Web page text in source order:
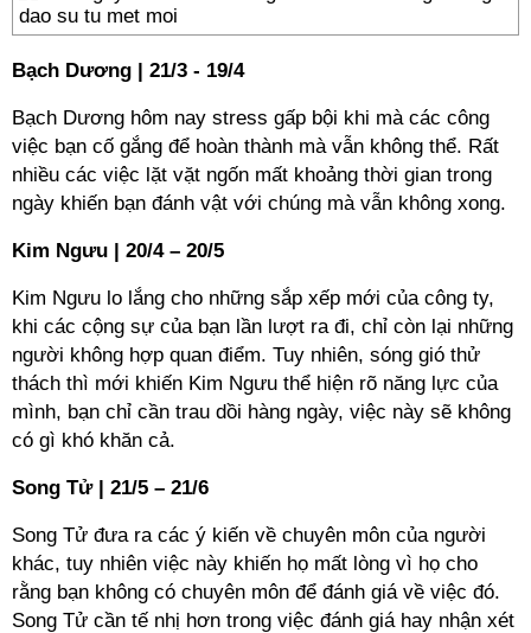
Bạch Dương | 21/3 - 19/4
Bạch Dương hôm nay stress gấp bội khi mà các công
việc bạn cố gắng để hoàn thành mà vẫn không thể. Rất
nhiều các việc lặt vặt ngốn mất khoảng thời gian trong
ngày khiến bạn đánh vật với chúng mà vẫn không xong.
Kim Ngưu | 20/4 – 20/5
Kim Ngưu lo lắng cho những sắp xếp mới của công ty,
khi các cộng sự của bạn lần lượt ra đi, chỉ còn lại những
người không hợp quan điểm. Tuy nhiên, sóng gió thử
thách thì mới khiến Kim Ngưu thể hiện rõ năng lực của
mình, bạn chỉ cần trau dồi hàng ngày, việc này sẽ không
có gì khó khăn cả.
Song Tử | 21/5 – 21/6
Song Tử đưa ra các ý kiến về chuyên môn của người
khác, tuy nhiên việc này khiến họ mất lòng vì họ cho
rằng bạn không có chuyên môn để đánh giá về việc đó.
Song Tử cần tế nhị hơn trong việc đánh giá hay nhận xét